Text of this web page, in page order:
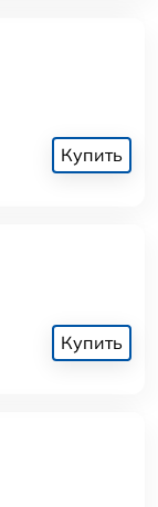
Купить
Купить